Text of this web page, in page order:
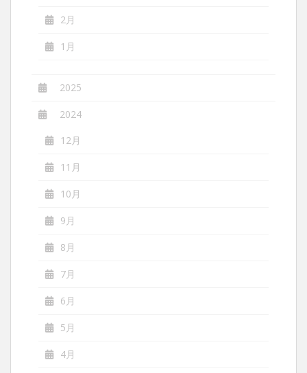
2月
1月
2025
2024
12月
11月
10月
9月
8月
7月
6月
5月
4月